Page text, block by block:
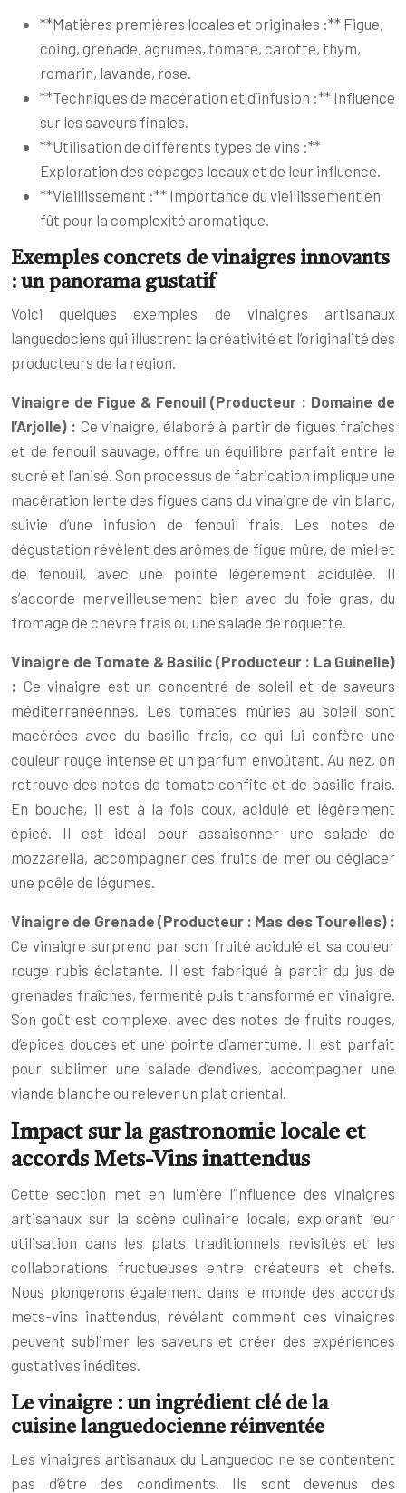
**Matières premières locales et originales :** Figue,
coing, grenade, agrumes, tomate, carotte, thym,
romarin, lavande, rose.
**Techniques de macération et d’infusion :** Influence
sur les saveurs finales.
**Utilisation de différents types de vins :**
Exploration des cépages locaux et de leur influence.
**Vieillissement :** Importance du vieillissement en
fût pour la complexité aromatique.
Exemples concrets de vinaigres innovants
: un panorama gustatif
Voici quelques exemples de vinaigres artisanaux
languedociens qui illustrent la créativité et l’originalité des
producteurs de la région.
Vinaigre de Figue & Fenouil (Producteur : Domaine de
l’Arjolle) : Ce vinaigre, élaboré à partir de figues fraîches
et de fenouil sauvage, offre un équilibre parfait entre le
sucré et l’anisé. Son processus de fabrication implique une
macération lente des figues dans du vinaigre de vin blanc,
suivie d’une infusion de fenouil frais. Les notes de
dégustation révèlent des arômes de figue mûre, de miel et
de fenouil, avec une pointe légèrement acidulée. Il
s’accorde merveilleusement bien avec du foie gras, du
fromage de chèvre frais ou une salade de roquette.
Vinaigre de Tomate & Basilic (Producteur : La Guinelle)
: Ce vinaigre est un concentré de soleil et de saveurs
méditerranéennes. Les tomates mûries au soleil sont
macérées avec du basilic frais, ce qui lui confère une
couleur rouge intense et un parfum envoûtant. Au nez, on
retrouve des notes de tomate confite et de basilic frais.
En bouche, il est à la fois doux, acidulé et légèrement
épicé. Il est idéal pour assaisonner une salade de
mozzarella, accompagner des fruits de mer ou déglacer
une poêle de légumes.
Vinaigre de Grenade (Producteur : Mas des Tourelles) :
Ce vinaigre surprend par son fruité acidulé et sa couleur
rouge rubis éclatante. Il est fabriqué à partir du jus de
grenades fraîches, fermenté puis transformé en vinaigre.
Son goût est complexe, avec des notes de fruits rouges,
d’épices douces et une pointe d’amertume. Il est parfait
pour sublimer une salade d’endives, accompagner une
viande blanche ou relever un plat oriental.
Impact sur la gastronomie locale et
accords Mets-Vins inattendus
Cette section met en lumière l’influence des vinaigres
artisanaux sur la scène culinaire locale, explorant leur
utilisation dans les plats traditionnels revisités et les
collaborations fructueuses entre créateurs et chefs.
Nous plongerons également dans le monde des accords
mets-vins inattendus, révélant comment ces vinaigres
peuvent sublimer les saveurs et créer des expériences
gustatives inédites.
Le vinaigre : un ingrédient clé de la
cuisine languedocienne réinventée
Les vinaigres artisanaux du Languedoc ne se contentent
pas d’être des condiments. Ils sont devenus des